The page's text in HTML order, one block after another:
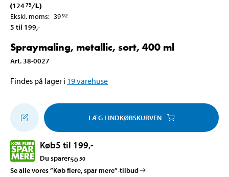
(12475/L)
Ekskl. moms: 3992
5 til 199,-
Spraymaling, metallic, sort, 400 ml
Art. 38-0027
Findes på lager i 19varehuse
LÆG I INDKØBSKURVEN
Køb5 til 199,-
Du sparer50 50
Se alle vores ”Køb flere, spar mere”-tilbud